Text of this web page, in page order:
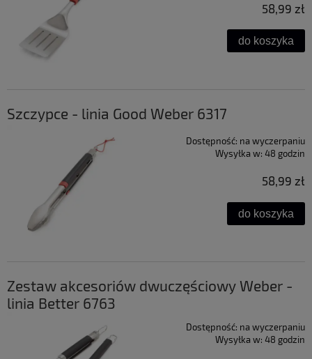
58,99 zł
do koszyka
Szczypce - linia Good Weber 6317
Dostępność: na wyczerpaniu
Wysyłka w: 48 godzin
58,99 zł
do koszyka
Zestaw akcesoriów dwuczęściowy Weber -
linia Better 6763
Dostępność: na wyczerpaniu
Wysyłka w: 48 godzin